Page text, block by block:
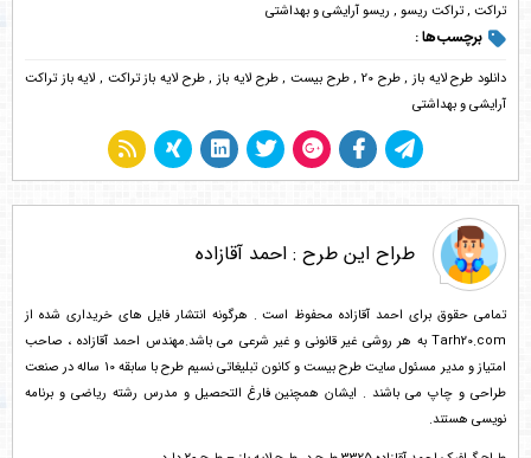
تراکت ,تراکت ریسو , ریسو آرایشی و بهداشتی
برچسب‌ها :
دانلود طرح لایه باز,طرح 20 ,طرح بیست ,طرح لایه باز,طرح لایه باز تراکت , لایه باز تراکت
آرایشی و بهداشتی
طراح این طرح : احمد آقازاده
تمامی حقوق برای احمد آقازاده محفوظ است . هرگونه انتشار فایل های خریداری شده از
Tarh20.com به هر روشی غیر قانونی و غیر شرعی می باشد.مهندس احمد آقازاده ، صاحب
امتیاز و مدیر مسئول سایت طرح بیست و کانون تبلیغاتی نسیم طرح با سابقه 10 ساله در صنعت
طراحی و چاپ می باشند . ایشان همچنین فارغ التحصیل و مدرس رشته ریاضی و برنامه
نویسی هستند.